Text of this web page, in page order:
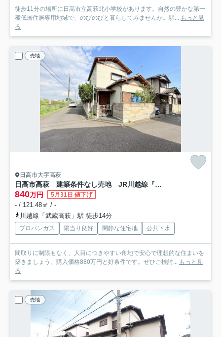
徒歩11分の場所に日高市立高萩北小学校があります。自然の豊かな第一
種低層住居専用地域で、のびのびと暮らしてみませんか。駅... もっと見
る
売地
日高市大字高萩
日高市高萩 建築条件なし売地 JR川越線『武蔵高萩駅』徒歩14分 【高萩小学区】
840万円 5月31日 値下げ
- / 121.48㎡ / -
川越線「武蔵高萩」駅 徒歩14分
プロパンガス 陽当り良好 閑静な住宅地 公共下水
間取りに制限もなく、人目につきやすい角地で安心で理想的な住まいを
築きましょう。購入価格880万円と好条件です。ぜひご検討... もっと見
る
売地